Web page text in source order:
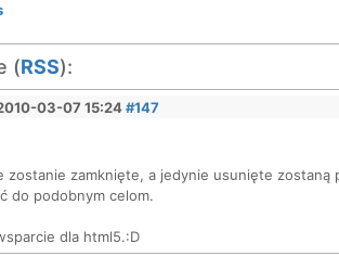
(RSS):
03-07 15:24#147
zostanie zamknięte, a jedynie usunięte
do podobnym celom.
dla html5.:D